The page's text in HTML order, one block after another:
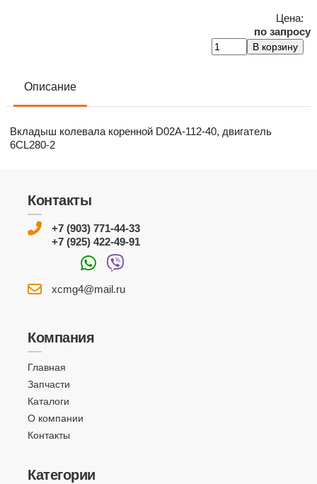
Цена:
по запросу
Описание
Вкладыш колевала коренной D02A-112-40, двигатель
6CL280-2
Контакты
+7 (903) 771-44-33
+7 (925) 422-49-91
xcmg4@mail.ru
Компания
Главная
Запчасти
Каталоги
О компании
Контакты
Категории